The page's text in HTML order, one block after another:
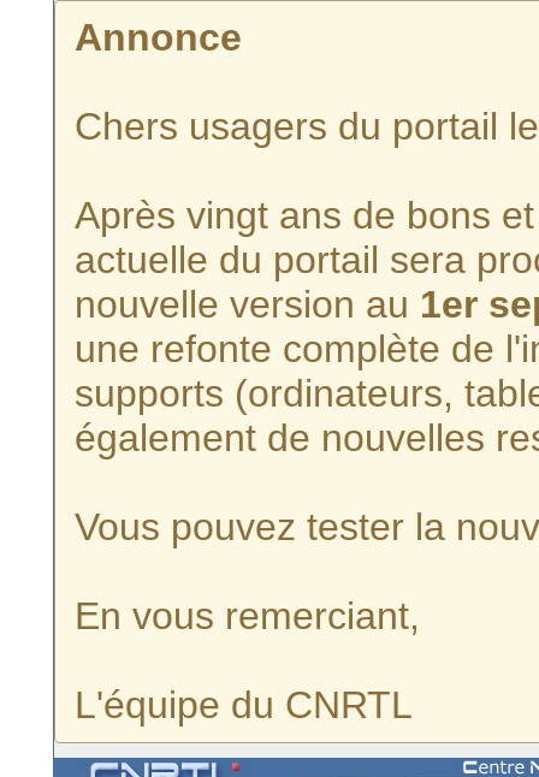
Annonce
Chers usagers du portail
Après vingt ans de bons
actuelle du portail sera
nouvelle version au 1er
une refonte complète de
supports (ordinateurs,
également de nouvelles
Vous pouvez tester la
En vous remerciant,
L'équipe du CNRTL